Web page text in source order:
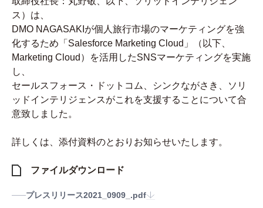
ス）は、
DMO NAGASAKIが個人旅行市場のマーケティングを強
化するため「Salesforce Marketing Cloud」（以下、
Marketing Cloud）を活用したSNSマーケティングを実施
し、
セールスフォース・ドットコム、シンクながさき、ソリ
ッドインテリジェンスがこれを支援することについて合
意致しました 。
詳しくは、添付資料のとおりお知らせいたします。
ファイルダウンロード
プレスリリース2021_0909_.pdf